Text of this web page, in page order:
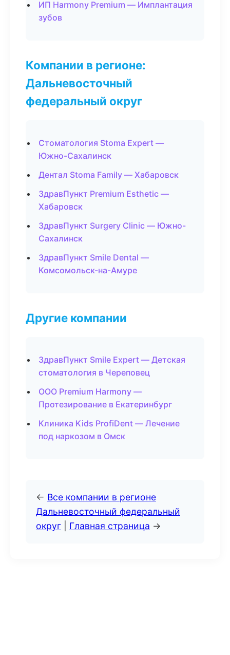
ИП Harmony Premium — Имплантация
зубов
Компании в регионе:
Дальневосточный
федеральный округ
Стоматология Stoma Expert —
Южно-Сахалинск
Дентал Stoma Family — Хабаровск
ЗдравПункт Premium Esthetic —
Хабаровск
ЗдравПункт Surgery Clinic — Южно-
Сахалинск
ЗдравПункт Smile Dental —
Комсомольск-на-Амуре
Другие компании
ЗдравПункт Smile Expert — Детская
стоматология в Череповец
ООО Premium Harmony —
Протезирование в Екатеринбург
Клиника Kids ProfiDent — Лечение
под наркозом в Омск
← Все компании в регионе
Дальневосточный федеральный
округ
Главная страница →